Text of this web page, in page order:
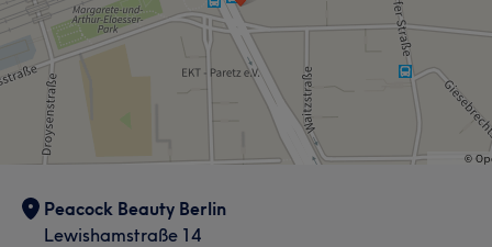
Was unsere Kunden über Mirvat sagen
Professionell Sympathisch
Peacock Beauty Berlin
Lewishamstraße 14